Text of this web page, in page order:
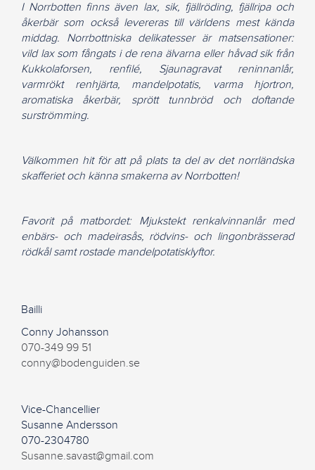
I Norrbotten finns även lax, sik, fjällröding, fjällripa och
åkerbär som också levereras till världens mest kända
middag. Norrbottniska delikatesser är matsensationer:
vild lax som fångats i de rena älvarna eller håvad sik från
Kukkolaforsen, renfilé, Sjaunagravat reninnanlår,
varmrökt renhjärta, mandelpotatis, varma hjortron,
aromatiska åkerbär, sprött tunnbröd och doftande
surströmming.
Välkommen hit för att på plats ta del av det norrländska
skafferiet och känna smakerna av Norrbotten!
Favorit på matbordet: Mjukstekt renkalvinnanlår med
enbärs- och madeirasås, rödvins- och lingonbrässerad
rödkål samt rostade mandelpotatisklyftor.
Bailli
Conny Johansson
070-349 99 51
conny@bodenguiden.se
Vice-Chancellier
Susanne Andersson
070-2304780
Susanne.savast@gmail.com